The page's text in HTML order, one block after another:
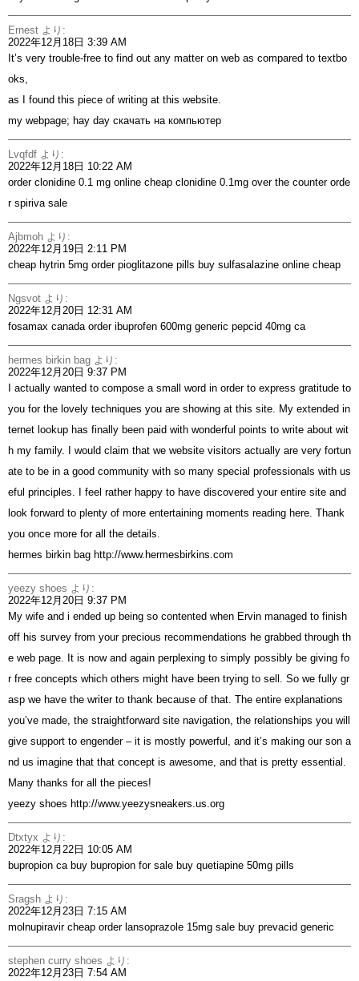
Ernest より:
2022年12月18日 3:39 AM
It’s very trouble-free to find out any matter on web as compared to textbo
oks,
as I found this piece of writing at this website.
my webpage; hay day скачать на компьютер
Lvqfdf より:
2022年12月18日 10:22 AM
order clonidine 0.1 mg online cheap clonidine 0.1mg over the counterorde
r spiriva sale
Ajbmoh より:
2022年12月19日 2:11 PM
cheap hytrin 5mg order pioglitazone pills buy sulfasalazine online cheap
Ngsvot より:
2022年12月20日 12:31 AM
fosamax canada order ibuprofen 600mg generic pepcid 40mg ca
hermes birkin bag より:
2022年12月20日 9:37 PM
I actually wanted to compose a small word in order to express gratitude to
you for the lovely techniques you are showing at this site. My extended in
ternet lookup has finally been paid with wonderful points to write about wit
h my family. I would claim that we website visitors actually are very fortun
ate to be in a good community with so many special professionals with us
eful principles. I feel rather happy to have discovered your entire site and
look forward to plenty of more entertaining moments reading here. Thank
you once more for all the details.
hermes birkin bag http://www.hermesbirkins.com
yeezy shoes より:
2022年12月20日 9:37 PM
My wife and i ended up being so contented when Ervin managed to finish
off his survey from your precious recommendations he grabbed through th
e web page. It is now and again perplexing to simply possibly be giving fo
r free concepts which others might have been trying to sell. So we fully gr
asp we have the writer to thank because of that. The entire explanations
you’ve made, the straightforward site navigation, the relationships you will
give support to engender – it is mostly powerful, and it’s making our son a
nd us imagine that that concept is awesome, and that is pretty essential.
Many thanks for all the pieces!
yeezy shoes http://www.yeezysneakers.us.org
Dtxtyx より:
2022年12月22日 10:05 AM
bupropion ca buy bupropion for sale buy quetiapine 50mg pills
Sragsh より:
2022年12月23日 7:15 AM
molnupiravir cheap order lansoprazole 15mg sale buy prevacid generic
stephen curry shoes より:
2022年12月23日 7:54 AM